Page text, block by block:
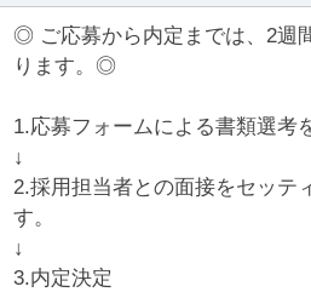
◎ ご応募から内定までは、2週
ります。◎
1.応募フォームによる書類選考
↓
2.採用担当者との面接をセッテ
す。
↓
3.内定決定